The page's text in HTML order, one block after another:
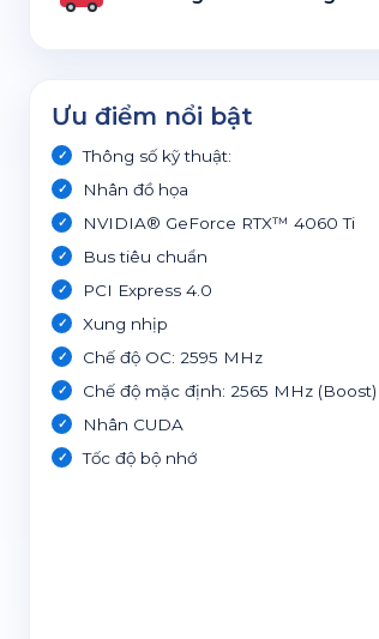
Ưu điểm nổi bật
Thông số kỹ thuật:
Nhân đồ họa
NVIDIA® GeForce RTX™ 4060 Ti
Bus tiêu chuẩn
PCI Express 4.0
Xung nhịp
Chế độ OC: 2595 MHz
Chế độ mặc định: 2565 MHz (Boost)
Nhân CUDA
Tốc độ bộ nhớ